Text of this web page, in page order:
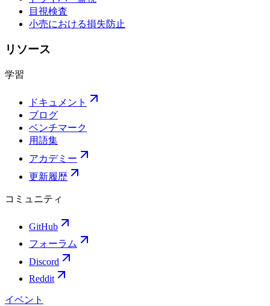
目視検査
小売における損失防止
リソース
学習
ドキュメント
ブログ
ベンチマーク
用語集
アカデミー
更新履歴
コミュニティ
GitHub
フォーラム
Discord
Reddit
イベント